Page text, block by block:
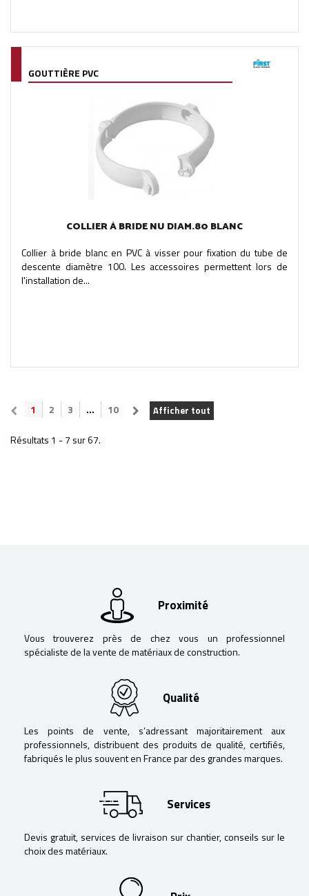
GOUTTIÈRE PVC
COLLIER À BRIDE NU DIAM.80 BLANC
Collier à bride blanc en PVC à visser pour fixation du tube de
descente diamètre 100. Les accessoires permettent lors de
l'installation de...
Afficher tout
1 2 3 ... 10
Résultats 1 - 7 sur 67.
Proximité
Vous trouverez près de chez vous un professionnel
spécialiste de la vente de matériaux de construction.
Qualité
Les points de vente, s’adressant majoritairement aux
professionnels, distribuent des produits de qualité, certifiés,
fabriqués le plus souvent en France par des grandes marques.
Services
Devis gratuit, services de livraison sur chantier, conseils sur le
choix des matériaux.